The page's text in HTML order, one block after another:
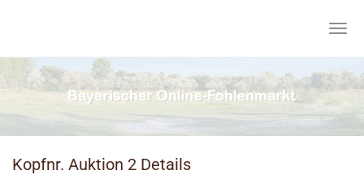
main
content
Kopfnr. Auktion 2 Details